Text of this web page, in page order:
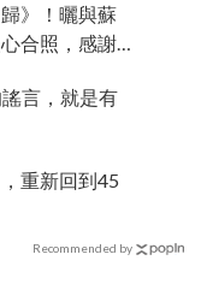
》！曬與蘇
合照，感謝
言，就是有
重新回到45
Recommended by